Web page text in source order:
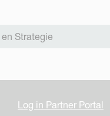
Strategie
Log in Partner Portal